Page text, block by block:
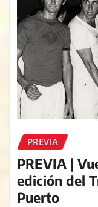
PREVIA
PREVIA |
edición del
Puerto